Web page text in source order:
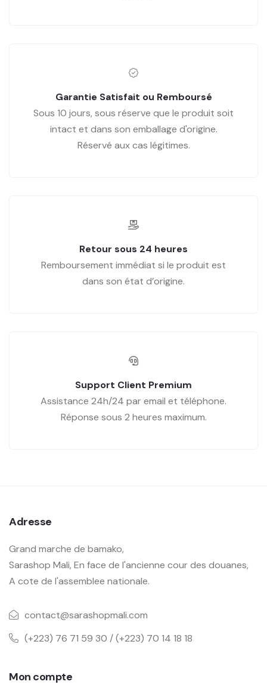
Garantie Satisfait ou Remboursé
Sous 10 jours, sous réserve que le produit soit
intact et dans son emballage d'origine.
Réservé aux cas légitimes.
Retour sous 24 heures
Remboursement immédiat si le produit est
dans son état d’origine.
Support Client Premium
Assistance 24h/24 par email et téléphone.
Réponse sous 2 heures maximum.
Adresse
Grand marche de bamako,
Sarashop Mali, En face de l'ancienne cour des douanes,
A cote de l'assemblee nationale.
contact@sarashopmali.com
(+223) 76 71 59 30 / (+223) 70 14 18 18
Mon compte